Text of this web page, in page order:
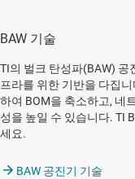
BAW 기술
TI의 벌크 탄성파(BAW) 공
프라를 위한 기반을 다집
하여 BOM을 축소하고, 네
성을 높일 수 있습니다. TI
세요.
BAW 공진기 기술